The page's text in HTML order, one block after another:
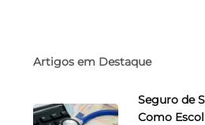
Artigos em Destaque
Seguro de
Como